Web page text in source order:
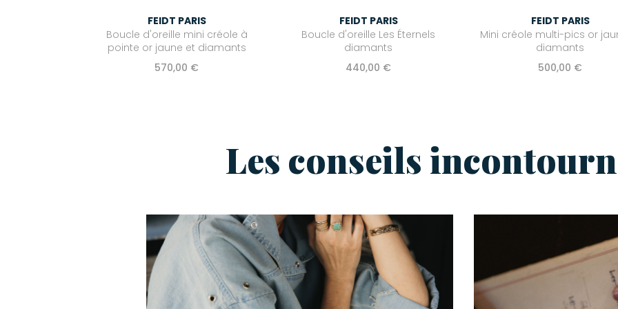
FEIDT PARIS
Boucle d'oreille mini créole à
pointe or jaune et diamants
570,00 €
FEIDT PARIS
Boucle d'oreille Les Éternels
diamants
440,00 €
FEIDT PARIS
Mini créole multi-pics or
diamants
500,00 €
Les conseils